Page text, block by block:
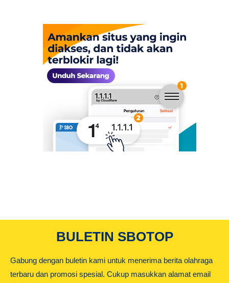
BULETIN SBOTOP
Gabung dengan buletin kami untuk menerima berita olahraga
terbaru dan promosi spesial. Cukup masukkan alamat email